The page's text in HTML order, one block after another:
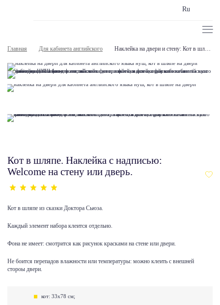
Ru
Главная Для кабинета английского Наклейка на двери и стену: Кот в шляпе
Кот в шляпе. Наклейка c надписью:
Welcome на стену или дверь.
Кот в шляпе из сказки Доктора Сьюза.
Каждый элемент набора клеится отдельно.
Фона не имеет: смотрится как рисунок красками на стене или двери.
Не боится перепадов влажности или температуры: можно клеить с внешней
стороы двери.
кот: 33х78 см;